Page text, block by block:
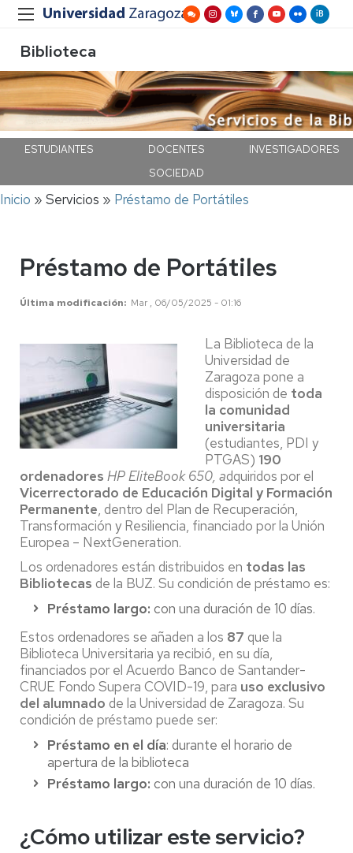
Biblioteca
ESTUDIANTES DOCENTES
INVESTIGADORES
SOCIEDAD
Ruta
Inicio Servicios Préstamo de Portátiles
Préstamo de Portátiles
Última modificación Mar , 06/05/2025 - 01:16
La Biblioteca de la
Universidad de
Zaragoza pone a
disposición de toda
la comunidad
universitaria
(estudiantes, PDI y
PTGAS) 190
ordenadores HP EliteBook 650, adquiridos por el
Vicerrectorado de Educación Digital y Formación
Permanente, dentro del Plan de Recuperación,
Transformación y Resiliencia, financiado por la Unión
Europea – NextGeneration.
Los ordenadores están distribuidos en todas las
Bibliotecas de la BUZ. Su condición de préstamo es:
Préstamo largo: con una duración de 10 días.
Estos ordenadores se añaden a los 87 que la
Biblioteca Universitaria ya recibió, en su día,
financiados por el Acuerdo Banco de Santander-
CRUE Fondo Supera COVID-19, para uso exclusivo
del alumnado de la Universidad de Zaragoza. Su
condición de préstamo puede ser:
Préstamo en el día: durante el horario de
apertura de la biblioteca
Préstamo largo: con una duración de 10 días.
¿Cómo utilizar este servicio?